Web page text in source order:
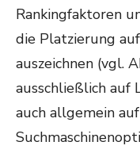
Rankingfaktoren
die Platzierung
auszeichnen (vgl.
ausschließlich auf
auch allgemein